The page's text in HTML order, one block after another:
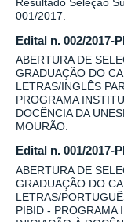
Resultado Seleção
001/2017.
Edital n. 002/2017-
ABERTURA DE
GRADUAÇÃO DO
LETRAS/INGLÊS
PROGRAMA
DOCÊNCIA DA
MOURÃO.
Edital n. 001/2017-
ABERTURA DE
GRADUAÇÃO DO
LETRAS/
PIBID - PROGRAMA